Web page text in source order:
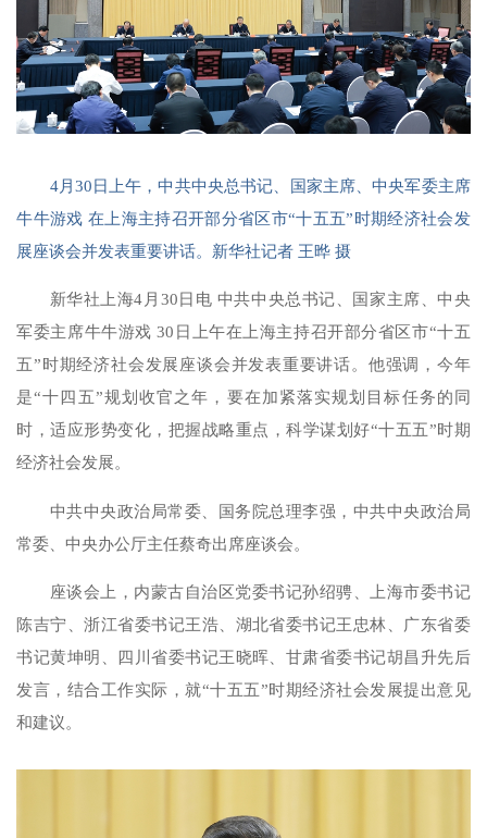
4月30日上午，中共中央总书记、国家主席、中央军委主席
牛牛游戏 在上海主持召开部分省区市“十五五”时期经济社会发
展座谈会并发表重要讲话。新华社记者 王晔 摄
新华社上海4月30日电 中共中央总书记、国家主席、中央
军委主席牛牛游戏 30日上午在上海主持召开部分省区市“十五
五”时期经济社会发展座谈会并发表重要讲话。他强调，今年
是“十四五”规划收官之年，要在加紧落实规划目标任务的同
时，适应形势变化，把握战略重点，科学谋划好“十五五”时期
经济社会发展。
中共中央政治局常委、国务院总理李强，中共中央政治局
常委、中央办公厅主任蔡奇出席座谈会。
座谈会上，内蒙古自治区党委书记孙绍骋、上海市委书记
陈吉宁、浙江省委书记王浩、湖北省委书记王忠林、广东省委
书记黄坤明、四川省委书记王晓晖、甘肃省委书记胡昌升先后
发言，结合工作实际，就“十五五”时期经济社会发展提出意见
和建议。